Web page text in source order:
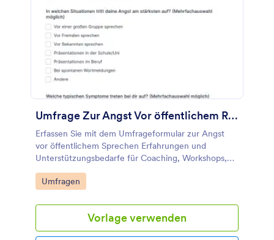
Umfrage Zur Angst Vor öffentlichem Reden
Erfassen Sie mit dem Umfrageformular zur Angst
vor öffentlichem Sprechen Erfahrungen und
Unterstützungsbedarfe für Coaching, Workshops,
Bildungskurse oder interne Programme und nutzen
Sie Jotform für einfache Datenerfassung und
Go to Category:
Umfragen
Vorlage verwenden